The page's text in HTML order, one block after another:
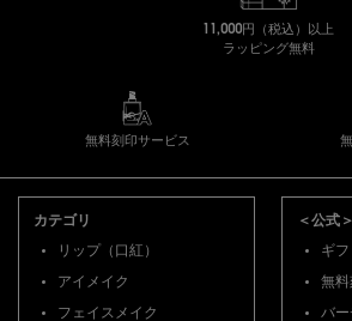
11,000円（税込）以上
ラッピング無料
無料刻印サービス
カテゴリ
リップ（口紅）
アイメイク
フェイスメイク
＜公式
ギ
無料
バー